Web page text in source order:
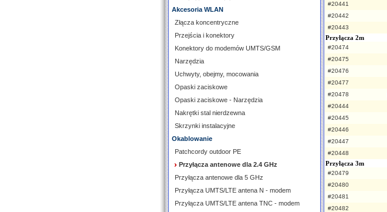
Akcesoria WLAN
Złącza koncentryczne
Przejścia i konektory
Konektory do modemów UMTS/GSM
Narzędzia
Uchwyty, obejmy, mocowania
Opaski zaciskowe
Opaski zaciskowe - Narzędzia
Nakrętki stal nierdzewna
Skrzynki instalacyjne
Okablowanie
Patchcordy outdoor PE
Przyłącza antenowe dla 2.4 GHz
Przyłącza antenowe dla 5 GHz
Przyłącza UMTS/LTE antena N - modem
Przyłącza UMTS/LTE antena TNC - modem
#20441
#20442
#20443
Przyłącza 2m
#20474
#20475
#20476
#20477
#20478
#20444
#20445
#20446
#20447
#20448
Przyłącza 3m
#20479
#20480
#20481
#20482